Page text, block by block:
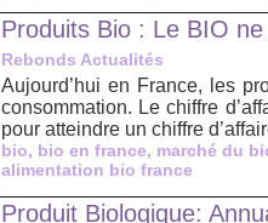
Produits Bio : Le BIO
Rebonds Actualités
Aujourd’hui en France, les
consommation. Le chiffre
pour atteindre un chiffre
bio, bio en france, marché du
alimentation bio france
Produit Biologique: